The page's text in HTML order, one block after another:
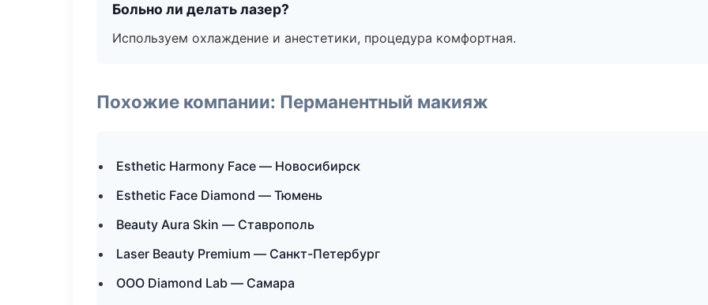
Больно ли делать лазер?
Используем охлаждение и анестетики, процедура комфортная.
Похожие компании: Перманентный макияж
Esthetic Harmony Face — Новосибирск
Esthetic Face Diamond — Тюмень
Beauty Aura Skin — Ставрополь
Laser Beauty Premium — Санкт-Петербург
ООО Diamond Lab — Самара